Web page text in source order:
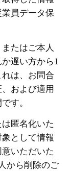
員データ保
たはご本人
遅い方から1
は、お問合
および適用
す。
匿名化いた
として情報
いただいた
から削除のご